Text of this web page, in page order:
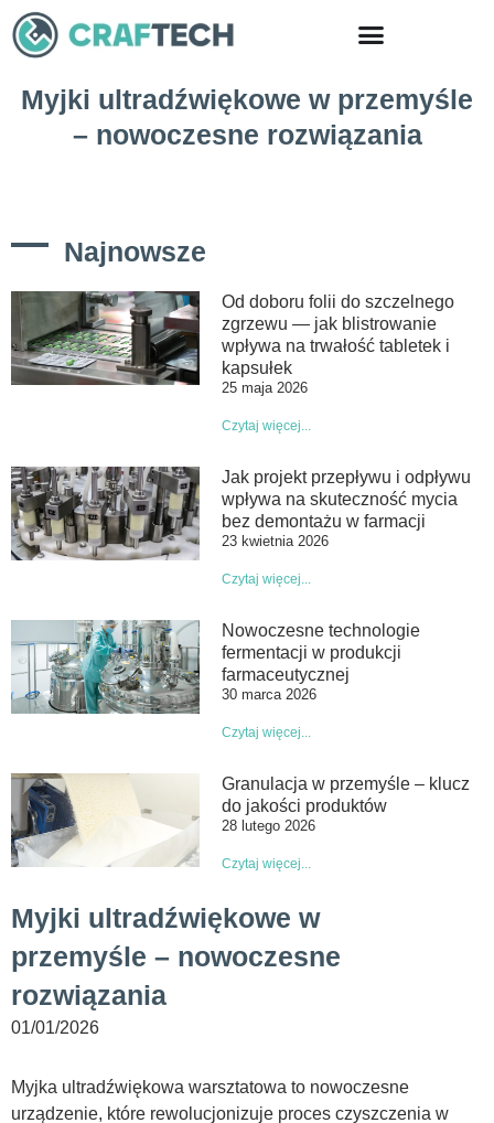
Skip
to
content
Myjki ultradźwiękowe w przemyśle
– nowoczesne rozwiązania
Najnowsze
Od doboru folii do szczelnego
zgrzewu — jak blistrowanie
wpływa na trwałość tabletek i
kapsułek
25 maja 2026
Czytaj więcej...
Jak projekt przepływu i odpływu
wpływa na skuteczność mycia
bez demontażu w farmacji
23 kwietnia 2026
Czytaj więcej...
Nowoczesne technologie
fermentacji w produkcji
farmaceutycznej
30 marca 2026
Czytaj więcej...
Granulacja w przemyśle – klucz
do jakości produktów
28 lutego 2026
Czytaj więcej...
Myjki ultradźwiękowe w
przemyśle – nowoczesne
rozwiązania
01/01/2026
Myjka ultradźwiękowa warsztatowa to nowoczesne
urządzenie, które rewolucjonizuje proces czyszczenia w